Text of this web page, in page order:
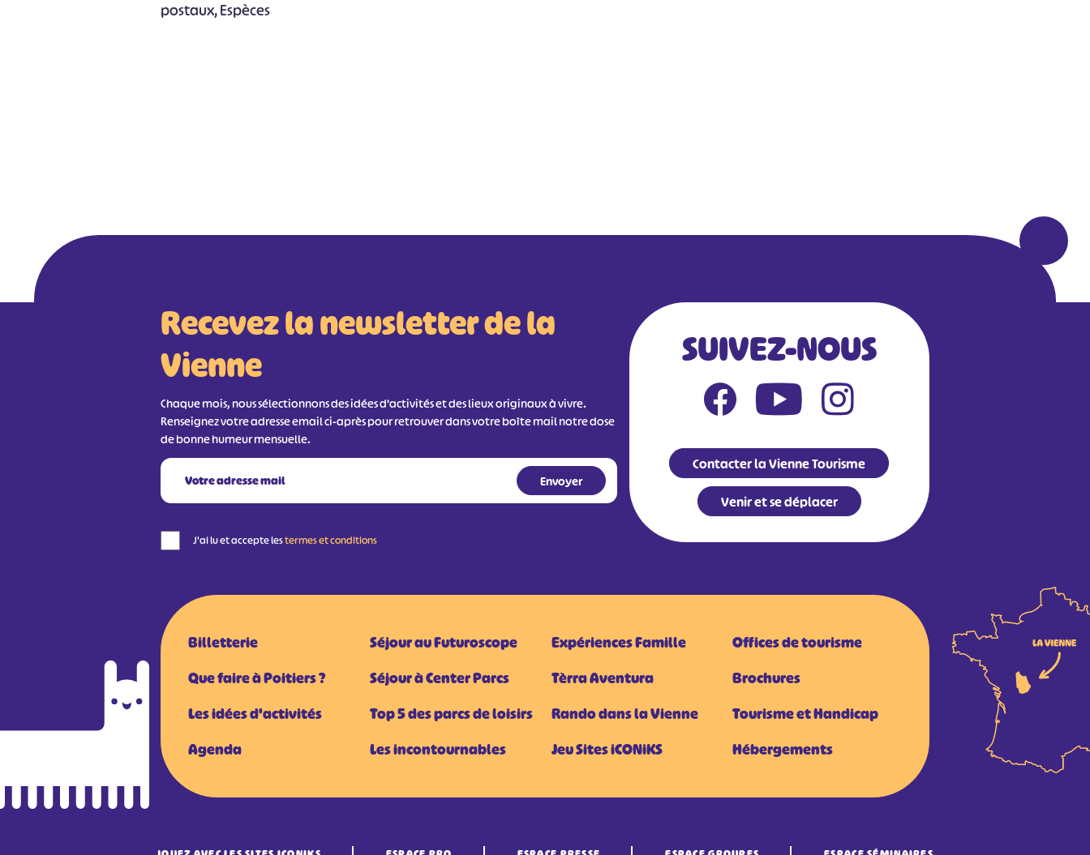
postaux, Espèces
Recevez la newsletter de la
Vienne
Chaque mois, nous sélectionnons des idées d'activités et des lieux originaux à vivre.
Renseignez votre adresse email ci-après pour retrouver dans votre boîte mail notre dose
de bonne humeur mensuelle.
J'ai lu et accepte lestermes et conditions
SUIVEZ-NOUS
Contacter la Vienne Tourisme
Venir et se déplacer
Billetterie
Que faire à Poitiers ?
Les idées d'activités
Agenda
Séjour au Futuroscope
Séjour à Center Parcs
Top 5 des parcs de loisirs
Les incontournables
Expériences Famille
Tèrra Aventura
Rando dans la Vienne
Jeu Sites iCONiKS
Offices de tourisme
Brochures
Tourisme et Handicap
Hébergements